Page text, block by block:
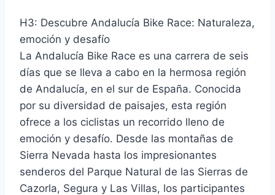
H3: Descubre Andalucía Bike Race: Naturaleza,
emoción y desafío
La Andalucía Bike Race es una carrera de seis
días que se lleva a cabo en la hermosa región
de Andalucía, en el sur de España. Conocida
por su diversidad de paisajes, esta región
ofrece a los ciclistas un recorrido lleno de
emoción y desafío. Desde las montañas de
Sierra Nevada hasta los impresionantes
senderos del Parque Natural de las Sierras de
Cazorla, Segura y Las Villas, los participantes